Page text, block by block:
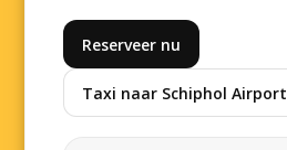
Reserveer nu
Taxi naar Schiphol Airport